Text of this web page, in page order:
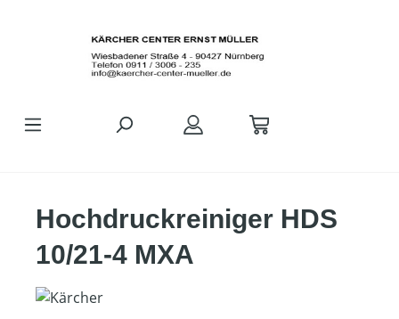
Hochdruckreiniger HDS
10/21-4 MXA